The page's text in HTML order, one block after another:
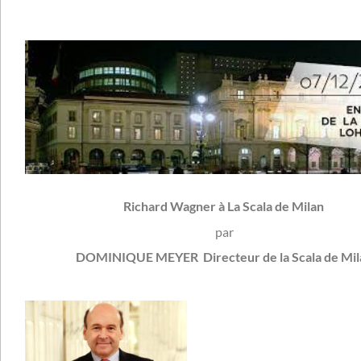
Richard Wagner à La Scala de Milan
par
DOMINIQUE MEYER Directeur de la Scala de